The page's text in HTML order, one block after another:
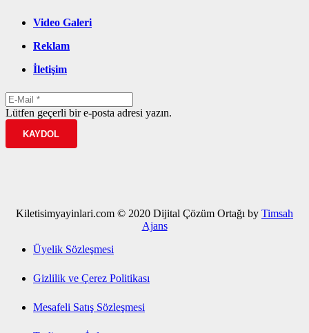
Video Galeri
Reklam
İletişim
Lütfen geçerli bir e-posta adresi yazın.
KAYDOL
Kiletisimyayinlari.com © 2020 Dijital Çözüm Ortağı by Timsah
Ajans
Üyelik Sözleşmesi
Gizlilik ve Çerez Politikası
Mesafeli Satış Sözleşmesi